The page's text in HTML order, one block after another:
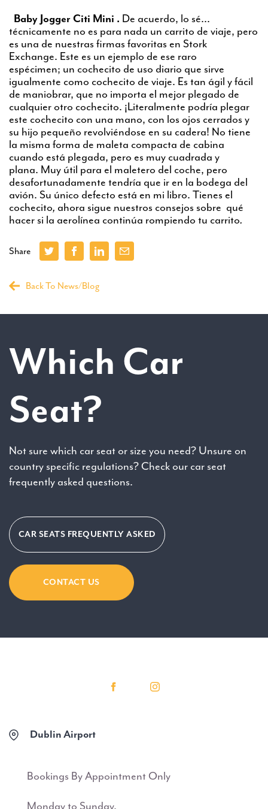
Baby Jogger Citi Mini . De acuerdo, lo sé...
técnicamente no es para nada un carrito de viaje, pero
es una de nuestras firmas favoritas en Stork
Exchange. Este es un ejemplo de ese raro
espécimen; un cochecito de uso diario que sirve
igualmente como cochecito de viaje. Es tan ágil y fácil
de maniobrar, que no importa el mejor plegado de
cualquier otro cochecito. ¡Literalmente podría plegar
este cochecito con una mano, con los ojos cerrados y
su hijo pequeño revolviéndose en su cadera! No tiene
la misma forma de maleta compacta de cabina
cuando está plegada, pero es muy cuadrada y
plana. Muy útil para el maletero del coche, pero
desafortunadamente tendría que ir en la bodega del
avión. Su único defecto está en mi libro. Tienes el
cochecito, ahora sigue nuestros consejos sobre qué
hacer si la aerolínea continúa rompiendo tu carrito.
Share
Back To News/Blog
Which Car
Seat?
Not sure which car seat or size you need? Unsure on
country specific regulations? Check our car seat
frequently asked questions.
CAR SEATS FREQUENTLY ASKED
CONTACT US
Dublin Airport
Bookings By Appointment Only
Monday to Sunday,